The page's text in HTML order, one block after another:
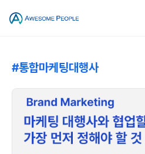
#통합마케팅대행사